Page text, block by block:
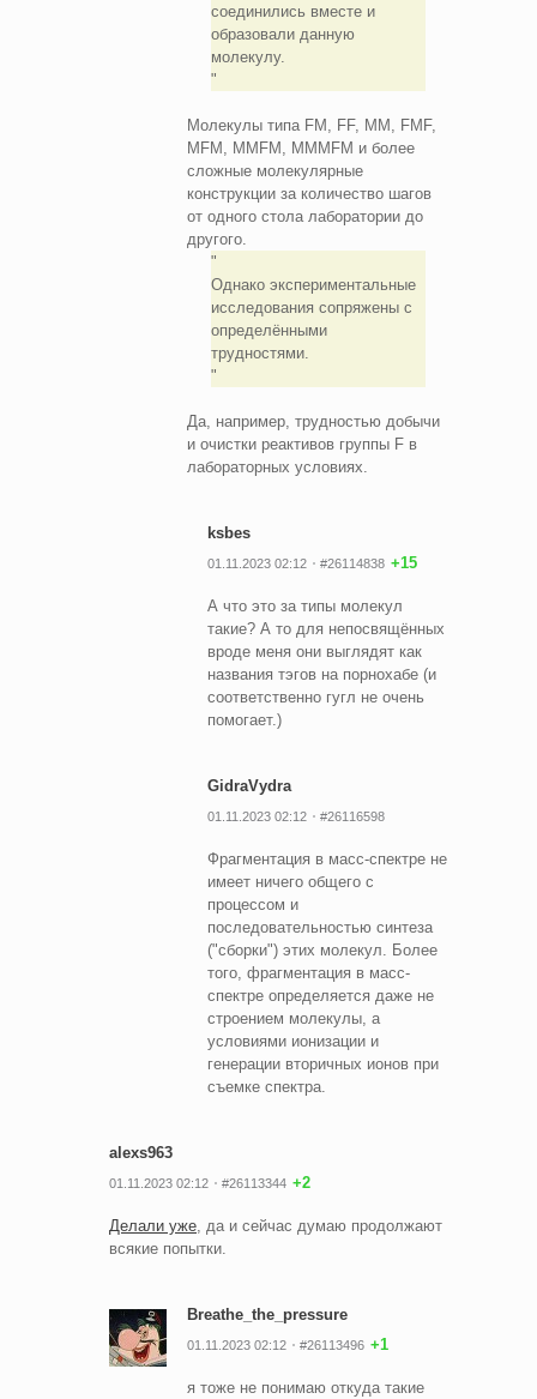
соединились вместе и
образовали данную
молекулу.
Молекулы типа FM, FF, MM, FMF,
MFM, MMFM, MMMFM и более
сложные молекулярные
конструкции за количество шагов
от одного стола лаборатории до
другого.
Однако экспериментальные
исследования сопряжены с
определёнными
трудностями.
Да, например, трудностью добычи
и очистки реактивов группы F в
лабораторных условиях.
ksbes
01.11.2023 02:12 #26114838 +15
А что это за типы молекул
такие? А то для непосвящённых
вроде меня они выглядят как
названия тэгов на порнохабе (и
соответственно гугл не очень
помогает.)
GidraVydra
01.11.2023 02:12 #26116598
Фрагментация в масс-спектре не
имеет ничего общего с
процессом и
последовательностью синтеза
("сборки") этих молекул. Более
того, фрагментация в масс-
спектре определяется даже не
строением молекулы, а
условиями ионизации и
генерации вторичных ионов при
съемке спектра.
alexs963
01.11.2023 02:12 #26113344 +2
Делали уже, да и сейчас думаю продолжают
всякие попытки.
Breathe_the_pressure
01.11.2023 02:12 #26113496 +1
я тоже не понимаю откуда такие